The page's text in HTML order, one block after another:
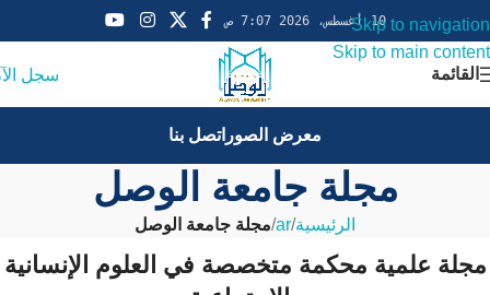
Skip to navigation
Skip to main content
10 أغسطس، 2026 7:07 ص
القائمة سجل
معرض الصور اتصل بنا
مجلة جامعة الوصل
الرئيسية/
ar
/مجلة جامعة الوصل
مجلة علمية محكمة متخصصة في العلوم الإنسانية